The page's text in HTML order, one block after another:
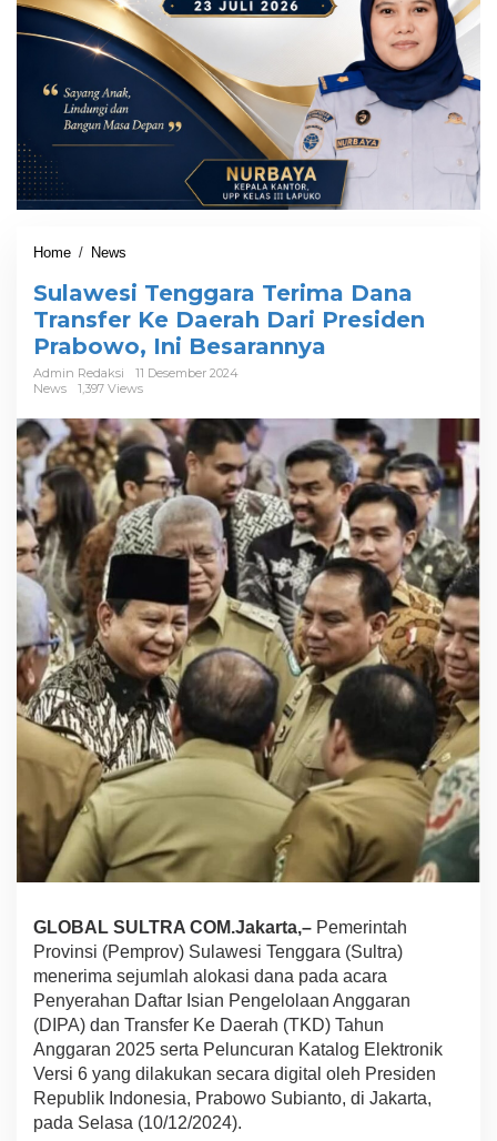
Home / News
l
a
w
e
i
e
n
g
a
r
a
r
m
a
D
a
n
a
T
r
a
n
s
f
K
e
D
e
r
a
h
D
r
Sulawesi Tenggara Terima Dana
Transfer Ke Daerah Dari Presiden
Prabowo, Ini Besarannya
Admin Redaksi
11 Desember 2024
News
1,397 Views
GLOBAL SULTRA COM.Jakarta,– Pemerintah
Provinsi (Pemprov) Sulawesi Tenggara (Sultra)
menerima sejumlah alokasi dana pada acara
Penyerahan Daftar Isian Pengelolaan Anggaran
(DIPA) dan Transfer Ke Daerah (TKD) Tahun
Anggaran 2025 serta Peluncuran Katalog Elektronik
Versi 6 yang dilakukan secara digital oleh Presiden
Republik Indonesia, Prabowo Subianto, di Jakarta,
pada Selasa (10/12/2024).